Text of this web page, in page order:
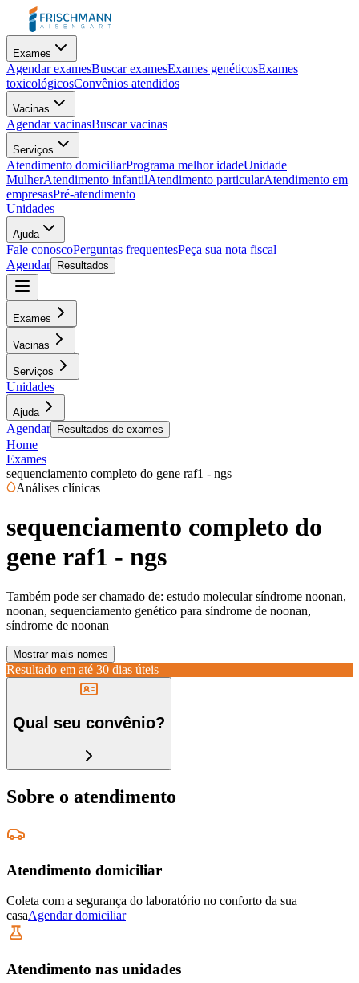
Exames
Agendar examesBuscar examesExames genéticosExames
toxicológicosConvênios atendidos
Vacinas
Agendar vacinasBuscar vacinas
Serviços
Atendimento domiciliarPrograma melhor idadeUnidade
MulherAtendimento infantilAtendimento particularAtendimento em
empresasPré-atendimento
Unidades
Ajuda
Fale conoscoPerguntas frequentesPeça sua nota fiscal
Agendar
Resultados
Exames
Vacinas
Serviços
Unidades
Ajuda
Agendar Resultados de exames
Home
Exames
sequenciamento completo do gene raf1 - ngs
Análises clínicas
sequenciamento completo do
gene raf1 - ngs
Também pode ser chamado de: estudo molecular síndrome noonan,
noonan, sequenciamento genético para síndrome de noonan,
síndrome de noonan
Mostrar mais nomes
Resultado em até 30 dias úteis
Qual seu convênio?
Sobre o atendimento
Atendimento domiciliar
Coleta com a segurança do laboratório no conforto da sua
casaAgendar domiciliar
Atendimento nas unidades